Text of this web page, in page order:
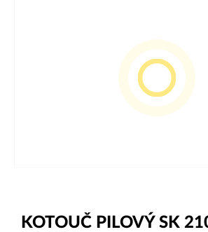
KOTOUČ PILOVÝ SK